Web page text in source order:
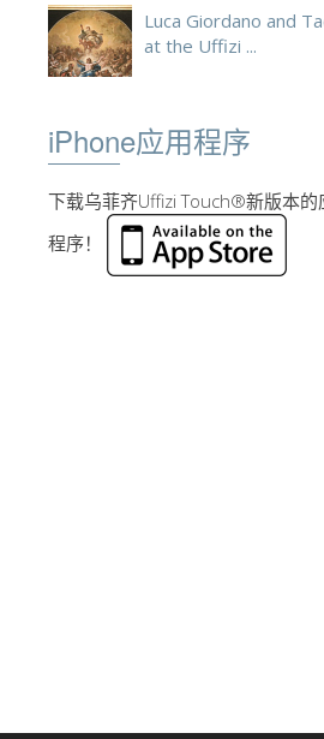
Luca Giordano and
at the Uffizi ...
iPhone应用程序
下载乌菲齐Uffizi Touch®新版本的
程序！